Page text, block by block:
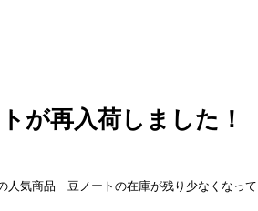
が再入荷しました！
人気商品 豆ノートの在庫が残り少なくなって